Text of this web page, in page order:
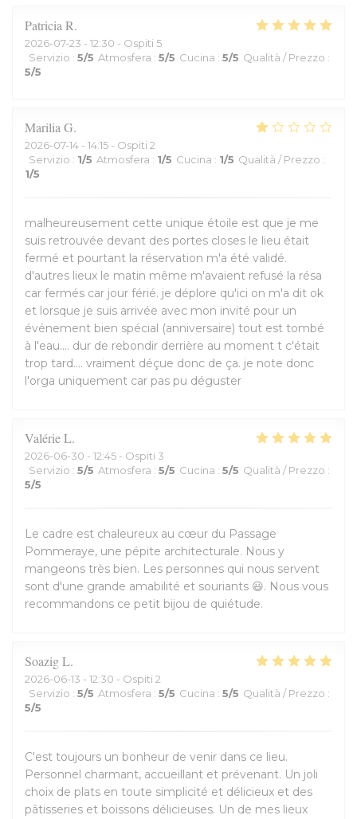
Patricia R
2026-07-23 - 12:30 - Ospiti 5
Servizio : 5/5 Atmosfera : 5/5 Cucina : 5/5 Qualità / Prezzo :
5/5
Marilia G
2026-07-14 - 14:15 - Ospiti 2
Servizio : 1/5 Atmosfera : 1/5 Cucina : 1/5 Qualità / Prezzo :
1/5
malheureusement cette unique étoile est que je me
suis retrouvée devant des portes closes le lieu était
fermé et pourtant la réservation m'a été validé.
d'autres lieux le matin même m'avaient refusé la résa
car fermés car jour férié. je déplore qu'ici on m'a dit ok
et lorsque je suis arrivée avec mon invité pour un
événement bien spécial (anniversaire) tout est tombé
à l'eau.... dur de rebondir derrière au moment t c'était
trop tard.... vraiment déçue donc de ça. je note donc
l'orga uniquement car pas pu déguster
ValérieL
2026-06-30 - 12:45 - Ospiti 3
Servizio : 5/5 Atmosfera : 5/5 Cucina : 5/5 Qualità / Prezzo :
5/5
Le cadre est chaleureux au cœur du Passage
Pommeraye, une pépite architecturale. Nous y
mangeons très bien. Les personnes qui nous servent
sont d'une grande amabilité et souriants 😃. Nous vous
recommandons ce petit bijou de quiétude.
SoazigL
2026-06-13 - 12:30 - Ospiti 2
Servizio : 5/5 Atmosfera : 5/5 Cucina : 5/5 Qualità / Prezzo :
5/5
C'est toujours un bonheur de venir dans ce lieu.
Personnel charmant, accueillant et prévenant. Un joli
choix de plats en toute simplicité et délicieux et des
pâtisseries et boissons délicieuses. Un de mes lieux